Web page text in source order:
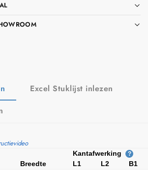
Excel Stuklijst inlezen
Kantafwerking ?
Breedte L1 L2 B1